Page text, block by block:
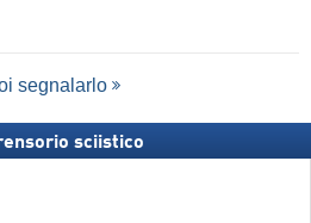
segnalarlo
sciistico